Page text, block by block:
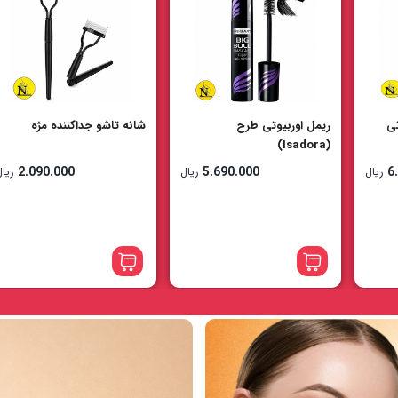
ریال
شانه تاشو جداکننده مژه
2.090.000 ریال
ضد آفتاب بی رنگ سادور
4.090.000